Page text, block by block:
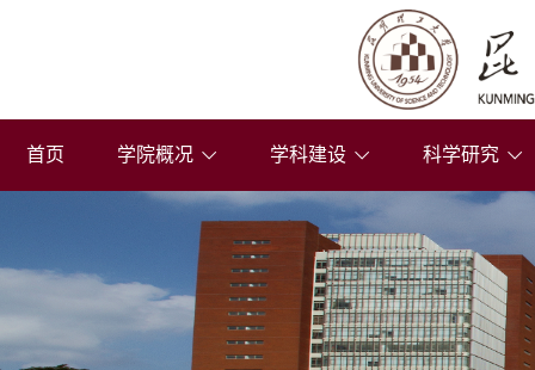
首页 学院概况 学科建设 科学研究